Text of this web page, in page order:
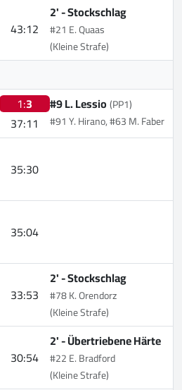
43:12
2' -Stockschlag
#21 E. Quaas
(Kleine Strafe)
1:3
37:11
#9 L. Lessio(PP1)
#91 Y. Hirano, #63 M. Faber
35:30
35:04
33:53
2' -Stockschlag
#78 K. Orendorz
(Kleine Strafe)
30:54
2' -Übertriebene Härte
#22 E. Bradford
(Kleine Strafe)